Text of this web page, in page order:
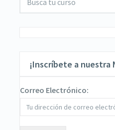
¡Inscríbete a
Correo Electrónico: